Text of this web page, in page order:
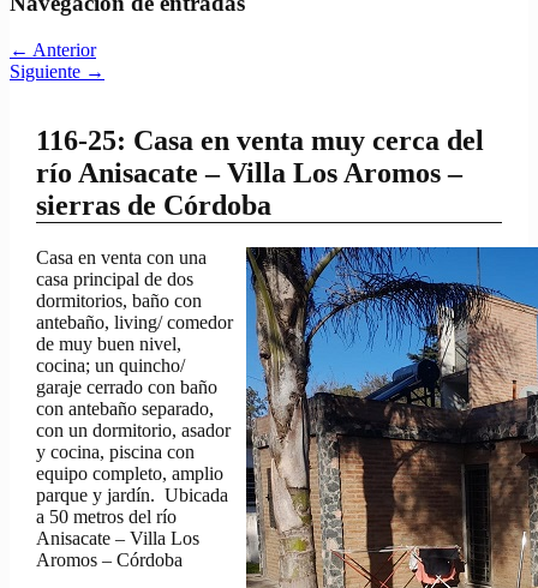
← Anterior
Siguiente →
116-25: Casa en venta muy cerca del
río Anisacate – Villa Los Aromos –
sierras de Córdoba
Casa en venta con una
casa principal de dos
dormitorios, baño con
antebaño, living/ comedor
de muy buen nivel,
cocina; un quincho/
garaje cerrado con baño
con antebaño separado,
con un dormitorio, asador
y cocina, piscina con
equipo completo, amplio
parque y jardín. Ubicada
a 50 metros del río
Anisacate – Villa Los
Aromos – Córdoba